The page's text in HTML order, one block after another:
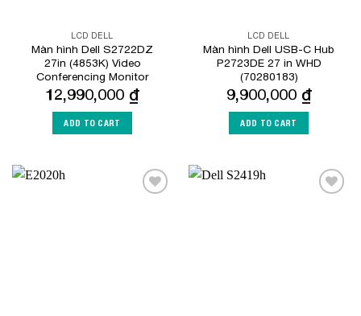
LCD DELL
Màn hình Dell S2722DZ
27in (4853K) Video
Conferencing Monitor
12,990,000 ₫
ADD TO CART
LCD DELL
Màn hình Dell USB-C Hub
P2723DE 27 in WHD
(70280183)
9,900,000 ₫
ADD TO CART